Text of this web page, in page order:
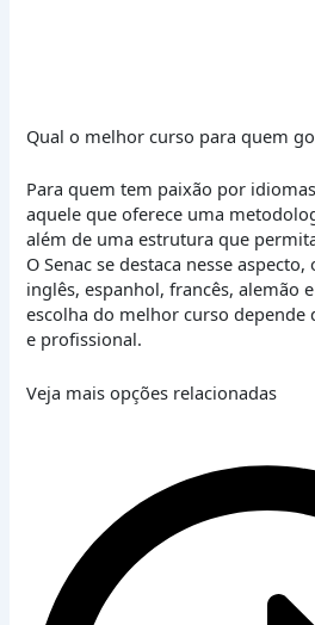
Qual o melhor curso para quem
Para quem tem paixão por
aquele que oferece uma
além de uma estrutura que
O Senac se destaca nesse
inglês, espanhol, francês, alemão
escolha do melhor curso depende
e profissional.
Veja mais opções relacionadas